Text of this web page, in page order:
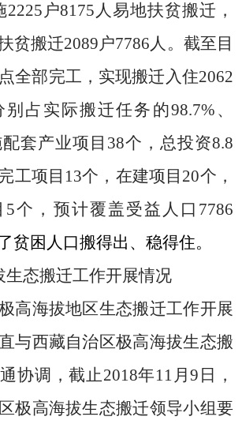
2225 户8175 人易地扶贫搬迁 ，
贫搬迁2089户7786人。截至目
全部完工，实现搬迁入住2062
别占实际搬迁任务的98.7% 、
配套产业项目 38个，总投资8.8
工项目 13个，在建项目 20个，
5个，预计覆盖受益人口 7786
贫困人口搬得出、稳得住。
生态搬迁工作开展情况
高海拔地区生态搬迁工作开展
与西藏自治区极高海拔生态搬
协调，截止2018年11 月9 日，
极高海拔生态搬迁领导小组要